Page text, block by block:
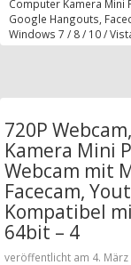
Computer Kamera Mini
Google Hangouts,
Windows 7 / 8 / 10 /
720P
Kamera Mini
Webcam mit
Facecam,
Kompatibel
64bit – 4
veröffentlicht am 4. März